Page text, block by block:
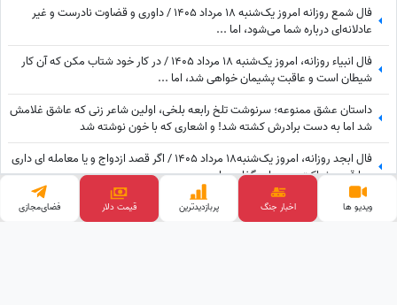
فال شمع روزانه امروز یک‌شنبه 18 مرداد 1405 / داوری و قضاوت نادرست و غیر
عادلانه‌ای درباره شما می‌شود، اما ...
فال انبیاء روزانه، امروز یک‌شنبه 18 مرداد 1405 / در کار خود شتاب مکن که آن کار
شیطان است و عاقبت پشیمان خواهی شد، اما ...
داستان عشق ممنوعه؛ سرنوشت تلخ رابعه بلخی، اولین شاعر زنی که عاشق غلامش
شد اما به دست برادرش کشته شد! و اشعاری که با خون نوشته شد
فال ابجد روزانه، امروز یک‌شنبه18 مرداد 1405 / اگر قصد ازدواج و یا معامله ای داری
و یا قصد شراکت و سرمایه گذاری داری ...
فال حافظ با تفسیر امروز یک‌شنبه 18 مرداد 1405 +فیلم / به زودی درها برای شما باز
می شود و به مقصود خود می رسید اما این ممکن است ...
ویدیو ها اخبار جنگ پربازدید‌ترین قیمت طلا فضای‌مجازی